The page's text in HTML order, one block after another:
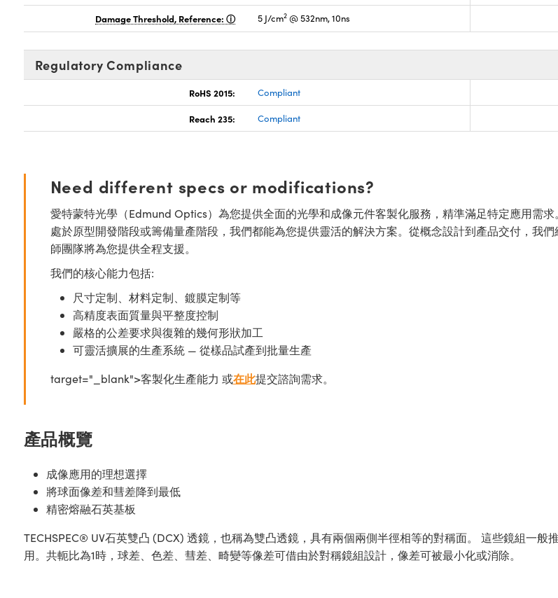
Damage Threshold, Reference: 5 J/cm2 @ 532nm, 10ns
Regulatory Compliance
RoHS 2015: Compliant
Reach 235: Compliant
Need different specs or modifications?
愛特蒙特光學（Edmund Optics）為您提供全面的光學和成像元件客製化服務，精準滿足特定應用需求
處於原型開發階段或籌備量產階段，我們都能為您提供靈活的解決方案。從概念設計到產品交付，我
師團隊將為您提供全程支援。
我們的核心能力包括:
尺寸定制、材料定制、鍍膜定制等
高精度表面質量與平整度控制
嚴格的公差要求與復雜的幾何形狀加工
可靈活擴展的生產系統 — 從樣品試產到批量生產
target="_blank">客製化生產能力 或在此提交諮詢需求。
產品概覽
成像應用的理想選擇
將球面像差和彗差降到最低
精密熔融石英基板
TECHSPEC® UV石英雙凸 (DCX) 透鏡，也稱為雙凸透鏡，具有兩個兩側半徑相等的對稱面。 這些鏡組一
用。共軛比為1時，球差、色差、彗差、畸變等像差可借由於對稱鏡組設計，像差可被最小化或消除。